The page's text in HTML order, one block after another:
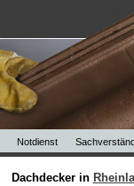
Notdienst
Dachdecker in